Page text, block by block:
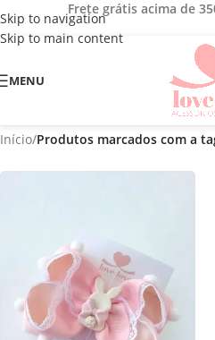
Skip to navigation
Skip to main content
Frete grátis acima de
MENU
Início/Produtos marcados com a